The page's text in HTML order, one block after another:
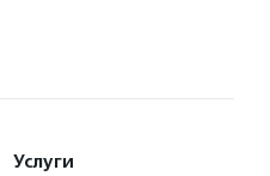
Услуги